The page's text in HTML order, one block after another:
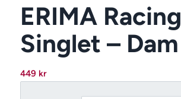
ERIMA Racing
Singlet – Dam
449 kr